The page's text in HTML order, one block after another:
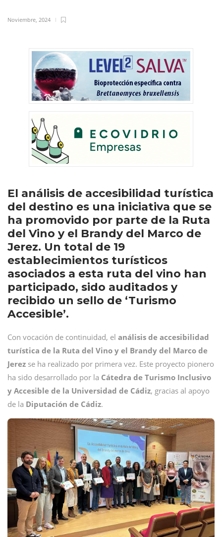
Noviembre, 2024
El análisis de accesibilidad turística
del destino es una iniciativa que se
ha promovido por parte de la Ruta
del Vino y el Brandy del Marco de
Jerez. Un total de 19
establecimientos turísticos
asociados a esta ruta del vino han
participado, sido auditados y
recibido un sello de ‘Turismo
Accesible’.
Con vocación de continuidad, el análisis de accesibilidad
turística de la Ruta del Vino y el Brandy del Marco de
Jerez se ha realizado por primera vez. Este proyecto pionero
ha sido desarrollado por la Cátedra de Turismo Inclusivo
y Accesible de la Universidad de Cádiz, gracias al apoyo
de la Diputación de Cádiz.